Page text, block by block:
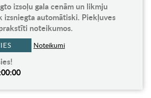
izsoļu gala cenām un likmju
izsniegta automātiski. Piekļuves
noteikumos.
Noteikumi